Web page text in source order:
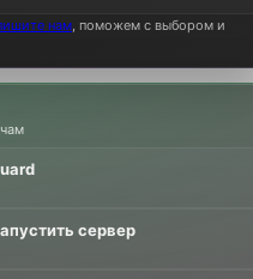
нам , поможем с выбором и
сервер